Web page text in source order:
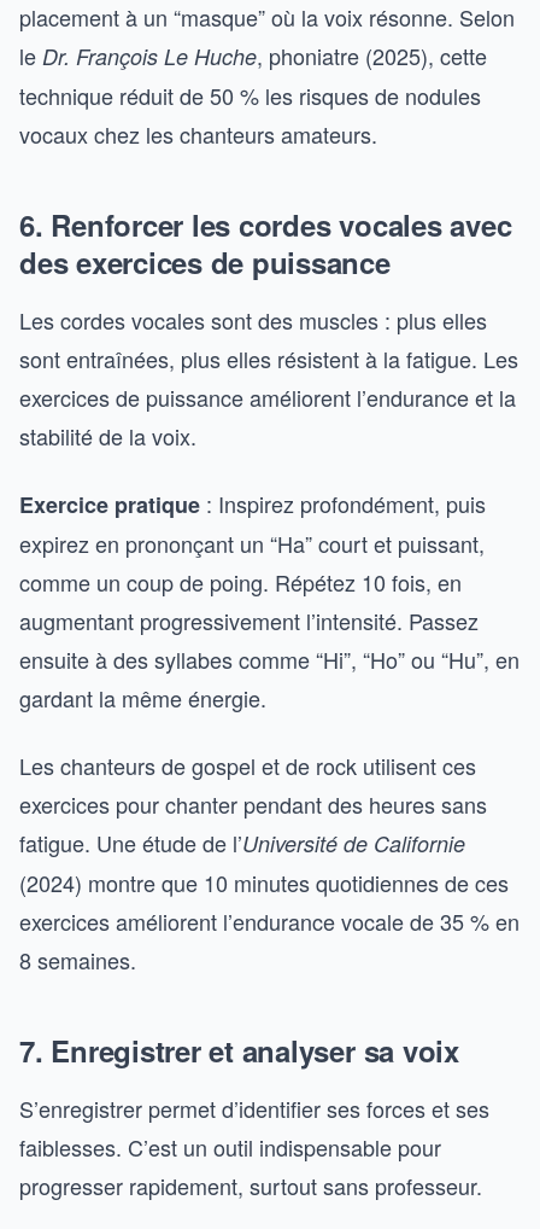
placement à un “masque” où la voix résonne. Selon
le Dr. François Le Huche, phoniatre (2025), cette
technique réduit de 50 % les risques de nodules
vocaux chez les chanteurs amateurs.
6. Renforcer les cordes vocales avec
des exercices de puissance
Les cordes vocales sont des muscles : plus elles
sont entraînées, plus elles résistent à la fatigue. Les
exercices de puissance améliorent l’endurance et la
stabilité de la voix.
Exercice pratique : Inspirez profondément, puis
expirez en prononçant un “Ha” court et puissant,
comme un coup de poing. Répétez 10 fois, en
augmentant progressivement l’intensité. Passez
ensuite à des syllabes comme “Hi”, “Ho” ou “Hu”, en
gardant la même énergie.
Les chanteurs de gospel et de rock utilisent ces
exercices pour chanter pendant des heures sans
fatigue. Une étude de l’Université de Californie
(2024) montre que 10 minutes quotidiennes de ces
exercices améliorent l’endurance vocale de 35 % en
8 semaines.
7. Enregistrer et analyser sa voix
S’enregistrer permet d’identifier ses forces et ses
faiblesses. C’est un outil indispensable pour
progresser rapidement, surtout sans professeur.